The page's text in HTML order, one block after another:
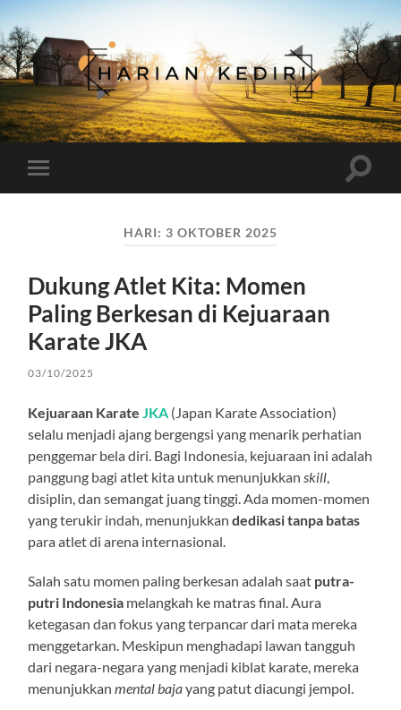
Harian
Kediri
mobile
Toggle
HARI: 3 OKTOBER 2025
Dukung Atlet Kita: Momen
Paling Berkesan di Kejuaraan
Karate JKA
03/10/2025
Kejuaraan Karate JKA (Japan Karate Association)
selalu menjadi ajang bergengsi yang menarik perhatian
penggemar bela diri. Bagi Indonesia, kejuaraan ini adalah
panggung bagi atlet kita untuk menunjukkan skill
disiplin, dan semangat juang tinggi. Ada momen-momen
yang terukir indah, menunjukkandedikasi tanpa batas
para atlet di arena internasional.
Salah satu momen paling berkesan adalah saat putra-
putri Indonesia melangkah ke matras final. Aura
ketegasan dan fokus yang terpancar dari mata mereka
menggetarkan. Meskipun menghadapi lawan tangguh
dari negara-negara yang menjadi kiblat karate, mereka
menunjukkanmental bajayang patut diacungi jempol.